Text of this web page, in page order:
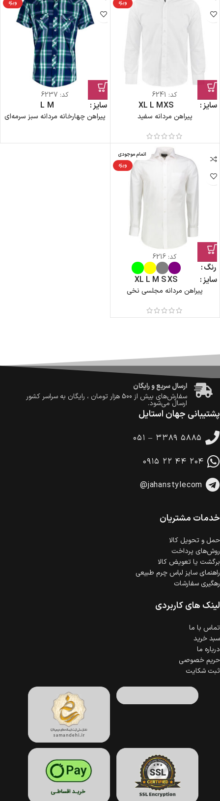
ویژه
کد: 6241
سایز XS
M
L
XL
پیراهن مردانه سفید
ویژه
کد: 6237
سایز M
L
پیراهن چهارخانه مردانه سبز سرمه‌ای
اتمام موجودی
ویژه
کد: 6216
رنگ
سایز
XS
S
M
L
XL
پیراهن مردانه مجلسی نخی
ضمانت اصالت کالا
گارانتی معتبر برای تمامی محصولات ارائه می‌شود.
ارسال سریع و رایگان
سفارش‌های بیش از 500 هزار تومان ، رایگان به سراسر کشور
ارسال می‌شود.
ضمانت بازگشت کالا
در هنگام خرید محصول، امکان انتخاب پرداخت در محل
وجود دارد.
خرید اقساطی با شرایط آسان و بدون ضامن امکان‌پذیر
است.
گارانتی معتبر برای تمامی محصولات ارائه می‌شود.
پشتیبانی جهان استایل
۰۵۱ – ۳۳۸۹ ۵۸۸۵
۰۹۱۵ ۲۲ ۴۴ ۲۰۴
@jahanstylecom
خدمات مشتریان
حمل‌ و تحویل کالا
روش‌های پرداخت
برگشت یا تعویض کالا
راهنمای سایز لباس چرم طبیعی
رهگیری سفارشات
لینک های کاربردی
تماس با ما
سبد خرید
درباره ما
حریم خصوصی
ثبت شکایت